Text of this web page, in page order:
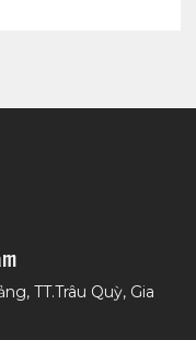
TT.Trâu Quỳ, Gia